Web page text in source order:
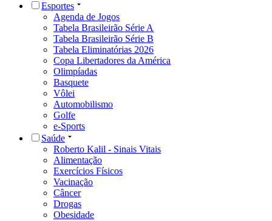
Esportes
Agenda de Jogos
Tabela Brasileirão Série A
Tabela Brasileirão Série B
Tabela Eliminatórias 2026
Copa Libertadores da América
Olimpíadas
Basquete
Vôlei
Automobilismo
Golfe
e-Sports
Saúde
Roberto Kalil - Sinais Vitais
Alimentação
Exercícios Físicos
Vacinação
Câncer
Drogas
Obesidade